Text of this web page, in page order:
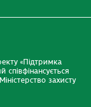
«Підтримка
співфінансується
захисту